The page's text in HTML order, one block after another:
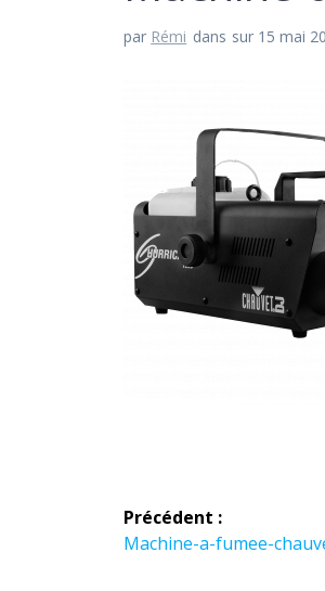
par Rémi dans sur 15 mai
Navigation
de
Précédent :
Article
Machine-a-fumee-